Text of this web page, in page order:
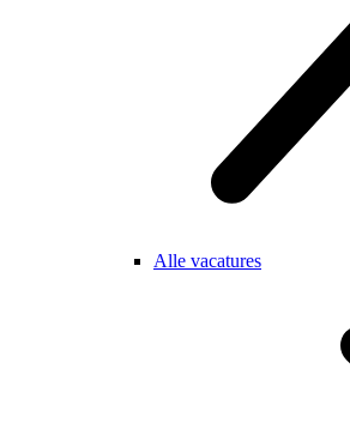
Alle vacatures